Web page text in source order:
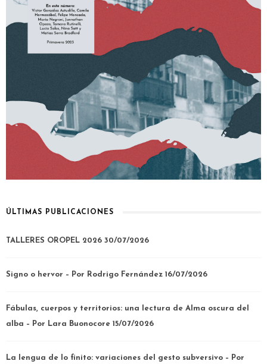
ÚLTIMAS PUBLICACIONES
TALLERES OROPEL 2026 30/07/2026
Signo o hervor – Por Rodrigo Fernández 16/07/2026
Fábulas, cuerpos y territorios: una lectura de Alma oscura del
alba – Por Lara Buonocore 15/07/2026
La lengua de lo finito: variaciones del gesto subversivo – Por